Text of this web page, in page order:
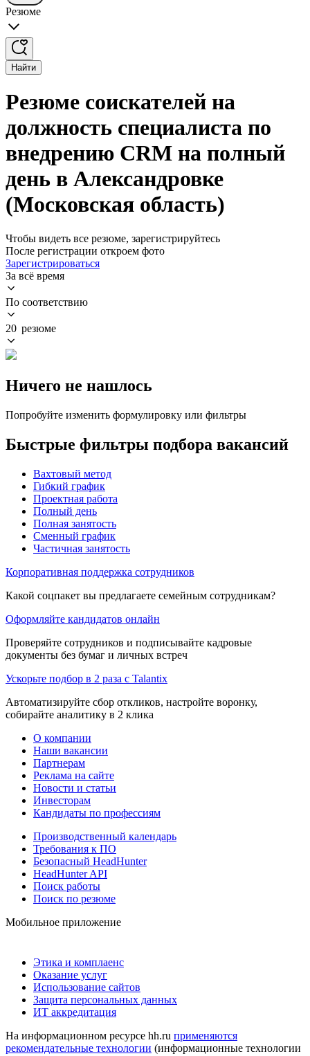
Резюме
Найти
Резюме соискателей на
должность специалиста по
внедрению CRM на полный
день в Александровке
(Московская область)
Чтобы видеть все резюме, зарегистрируйтесь
После регистрации откроем фото
Зарегистрироваться
За всё время
По соответствию
20 резюме
Ничего не нашлось
Попробуйте изменить формулировку или фильтры
Быстрые фильтры подбора вакансий
Вахтовый метод
Гибкий график
Проектная работа
Полный день
Полная занятость
Сменный график
Частичная занятость
Корпоративная поддержка сотрудников
Какой соцпакет вы предлагаете семейным сотрудникам?
Оформляйте кандидатов онлайн
Проверяйте сотрудников и подписывайте кадровые
документы без бумаг и личных встреч
Ускорьте подбор в 2 раза с Talantix
Автоматизируйте сбор откликов, настройте воронку,
собирайте аналитику в 2 клика
О компании
Наши вакансии
Партнерам
Реклама на сайте
Новости и статьи
Инвесторам
Кандидаты по профессиям
Производственный календарь
Требования к ПО
Безопасный HeadHunter
HeadHunter API
Поиск работы
Поиск по резюме
Мобильное приложение
Этика и комплаенс
Оказание услуг
Использование сайтов
Защита персональных данных
ИТ аккредитация
На информационном ресурсе hh.ru применяются
рекомендательные технологии (информационные технологии